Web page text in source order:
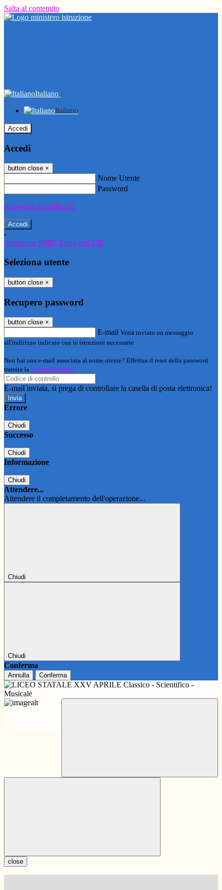
Salta al contenuto
Italiano
Italiano
Accedi
Accedi
button close ×
Nome Utente
Password
Password dimenticata?
-
Entra con SPID Entra con CIE
Seleziona utente
button close ×
Recupero password
button close ×
E-mail Verrà inviato un messaggio
all'indirizzo indicato con le istruzioni necessarie.
Non hai una e-mail associata al nome utente? Effettua il reset della password
tramite la Login Spaggiari
E-mail inviata, si prega di controllare la casella di posta elettronica!
Errore
Chiudi
Successo
Chiudi
Informazione
Chiudi
Attendere...
Attendere il completamento dell'operazione...
Chiudi
Chiudi
Conferma
Annulla Conferma
close